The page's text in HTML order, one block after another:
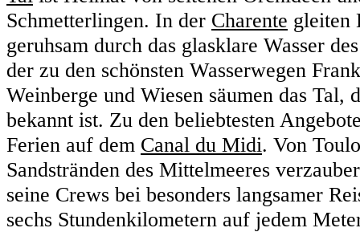
Schmetterlingen. In der Charente gleiten
geruhsam durch das glasklare Wasser
der zu den schönsten Wasserwegen
Weinberge und Wiesen säumen das Tal,
bekannt ist. Zu den beliebtesten
Ferien auf dem Canal du Midi. Von
Sandstränden des Mittelmeeres
seine Crews bei besonders langsamer
sechs Stundenkilometern auf jedem